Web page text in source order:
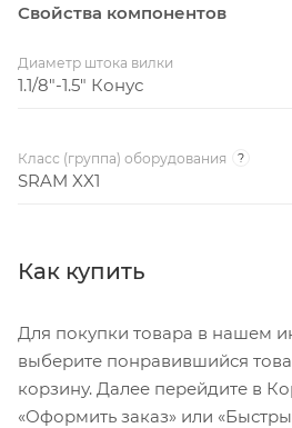
Свойства компонентов
Диаметр штока вилки
1.1/8"-1.5" Конус
Класс (группа) оборудования ?
SRAM XX1
Как купить
Для покупки товара в нашем
выберите понравившийся
корзину. Далее перейдите в
«Оформить заказ» или